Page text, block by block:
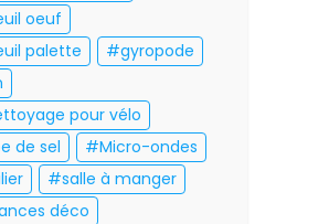
oeuf
palette
gyropode
pour vélo
de sel
Micro-ondes
salle à manger
déco